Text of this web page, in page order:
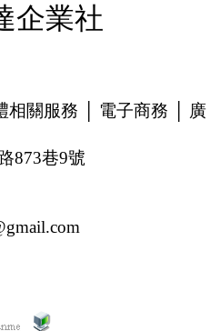
企業社
相關服務 │ 電子商務 │ 廣
873巷9號